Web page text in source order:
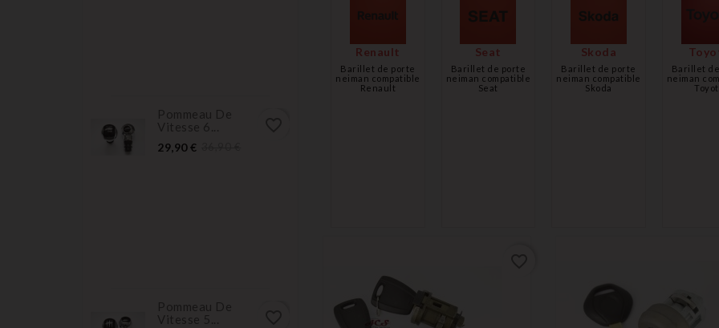
Pommeau De
Vitesse 6...
Prix
29,90 €
Pommeau De
Vitesse 5...
Renault
Barillet de porte
neiman compatible
Renault
Seat
Barillet de porte
neiman compatible
Seat
Skoda
Barillet de porte
neiman compatible
Skoda
Barillet
neiman